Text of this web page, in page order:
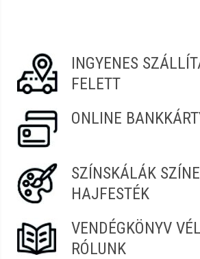
Hélia-D, Mollis, Victoria, Victoria Beauty,
termékek. 100%-os vásárlói
vásárlás a Szendrei Szépségcikk
INGYENES
FELETT
ONLINE
SZÍNSKÁLÁK
HAJFESTÉK
VENDÉGKÖNYV
RÓLUNK